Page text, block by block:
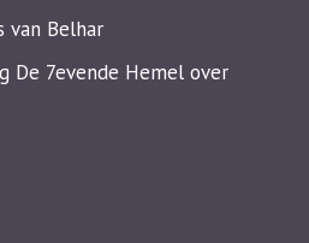
van Belhar
De 7evende Hemel over